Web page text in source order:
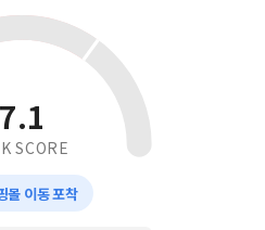
7.1
SCORE
몰 이동 포착